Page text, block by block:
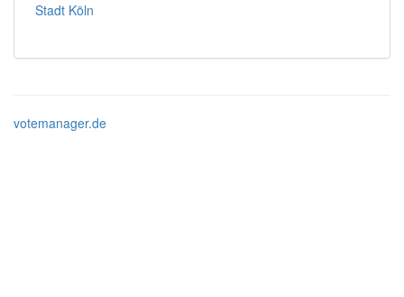
Stadt Köln
votemanager.de